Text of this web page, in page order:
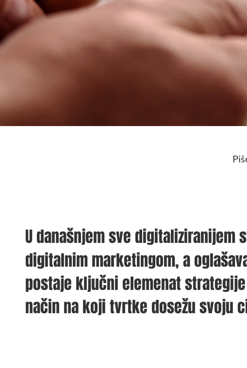
U današnjem sve digitaliziranijem
digitalnim marketingom, a
postaje ključni elemenat
način na koji tvrtke dosežu svoju